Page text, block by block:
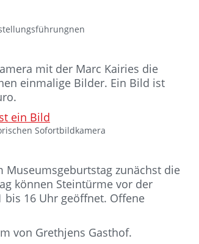
mit der Marc Kairies die
einmalige Bilder. Ein Bild ist
Sofortbildkamera
Museumsgeburtstag zunächst die
können Steintürme vor der
bis 16 Uhr geöffnet. Offene
von Grethjens Gasthof.